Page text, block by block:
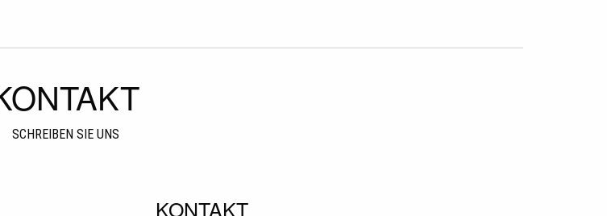
SCHREIBEN SIE UNS
KONTAKT